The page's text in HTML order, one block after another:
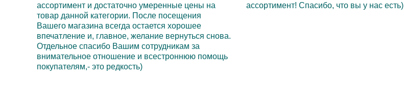
ассортимент и достаточно умеренные цены на
товар данной категории. После посещения
Вашего магазина всегда остается хорошее
впечатление и, главное, желание вернуться снова.
Отдельное спасибо Вашим сотрудникам за
внимательное отношение и всестроннюю помощь
покупателям,- это редкость)
ассортимент! Спасибо, что вы у нас есть)